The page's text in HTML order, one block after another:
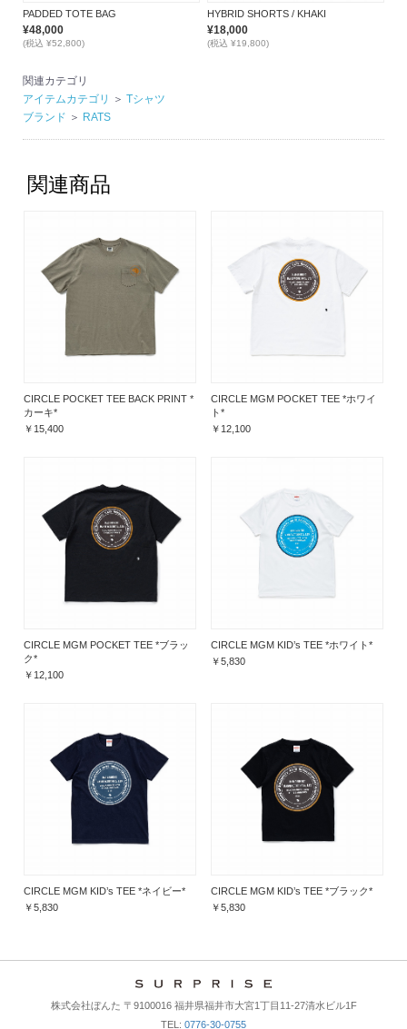
PADDED TOTE BAG
¥48,000
(税込 ¥52,800)
HYBRID SHORTS / KHAKI
¥18,000
(税込 ¥19,800)
関連カテゴリ
アイテムカテゴリ
＞ Tシャツ
ブランド ＞ RATS
関連商品
CIRCLE POCKET TEE BACK PRINT *
カーキ*
￥15,400
CIRCLE MGM POCKET TEE *ホワイ
ト*
￥12,100
CIRCLE MGM POCKET TEE *ブラッ
ク*
￥12,100
CIRCLE MGM KID’s TEE *ホワイト*
￥5,830
CIRCLE MGM KID’s TEE *ネイビー*
￥5,830
CIRCLE MGM KID’s TEE *ブラック*
￥5,830
株式会社ぼんた 〒9100016 福井県福井市大宮1丁目11-27清水ビル1F
TEL: 0776-30-0755